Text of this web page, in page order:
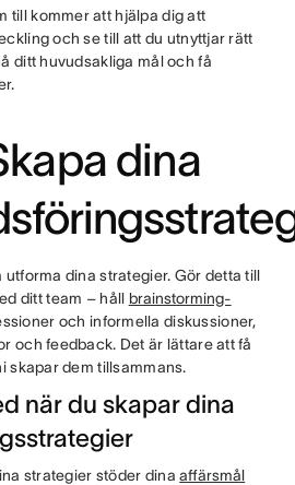
till kommer att hjälpa dig att
och se till att du utnyttjar rätt
ditt huvudsakliga mål och få
dina
utforma dina strategier. Gör detta till
ditt team – håll brainstorming-
och informella diskussioner,
och feedback. Det är lättare att få
skapar dem tillsammans.
när du skapar dina
strategier stöder dinaaffärsmål